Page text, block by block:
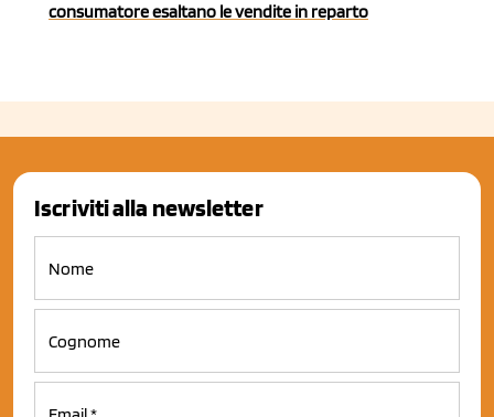
consumatore esaltano le vendite in reparto
Iscriviti alla newsletter